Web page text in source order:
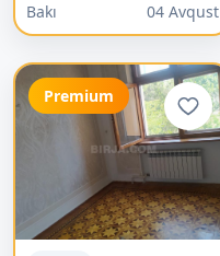
Bakı 04 Avqust
Premium